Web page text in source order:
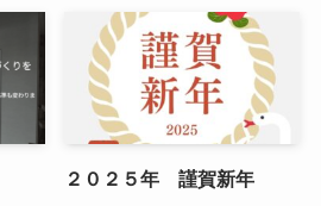
２０２５年 謹賀新年